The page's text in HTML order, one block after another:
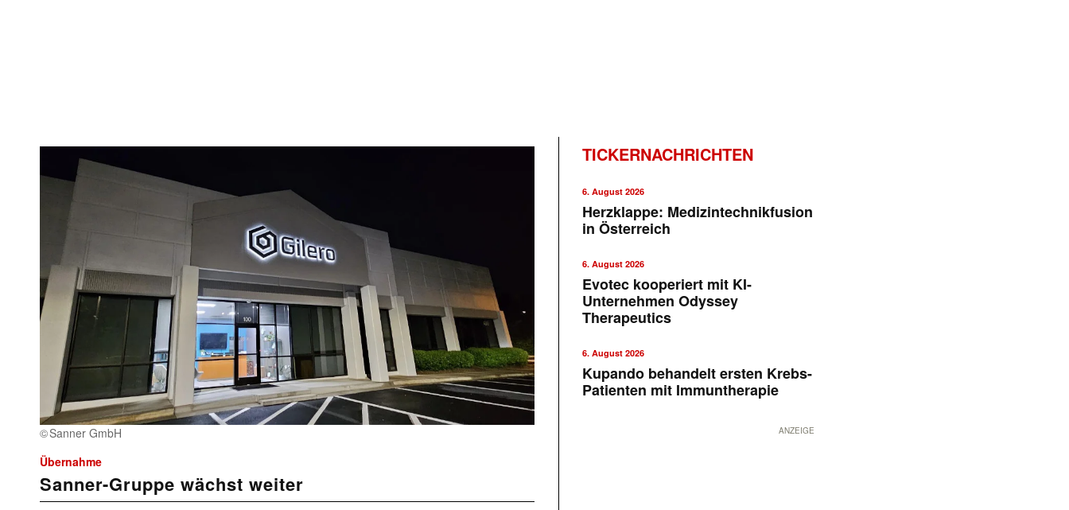
Sanner GmbH
Übernahme
Sanner-Gruppe wächst weiter
TICKERNACHRICHTEN
6. August 2026
Herzklappe: Medizintechnikfusion
in Österreich
6. August 2026
Evotec kooperiert mit KI-
Unternehmen Odyssey
Therapeutics
6. August 2026
Kupando behandelt ersten Krebs-
Patienten mit Immuntherapie
ANZEIGE